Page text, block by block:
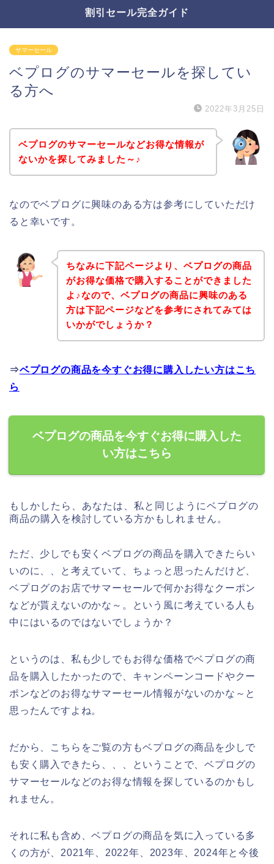
割引セール完全ガイド
サマーセール
ベプログのサマーセールを探してい
る方へ
2022年3月25日
ベプログのサマーセールなどお得な情報が
ないかを探してみました～♪
なのでベプログに興味のある方は参考にしていただけ
ると幸いです。
ちなみに下記ページより、ベプログの商品
がお得な価格で購入することができました
よ♪なので、ベプログの商品に興味のある
方は下記ページなどを参考にされてみては
いかがでしょうか？
⇒ベプログの商品を今すぐお得に購入したい方はこち
ら
ベプログの商品を今すぐお得に購入した
い方はこちら
もしかしたら、あなたは、私と同じようにベプログの
商品の購入を検討している方かもしれません。
ただ、少しでも安くベプログの商品を購入できたらい
いのに、、と考えていて、ちょっと思ったんだけど、
ベプログのお店でサマーセールで何かお得なクーポン
などが貰えないのかな～。という風に考えている人も
中にはいるのではないでしょうか？
というのは、私も少しでもお得な価格でベプログの商
品を購入したかったので、キャンペーンコードやクー
ポンなどのお得なサマーセール情報がないのかな～と
思ったんですよね。
だから、こちらをご覧の方もベプログの商品を少しで
も安く購入できたら、、、ということで、ベプログの
サマーセールなどのお得な情報を探しているのかもし
れません。
それに私も含め、ベプログの商品を気に入っている多
くの方が、2021年、2022年、2023年、2024年と今後